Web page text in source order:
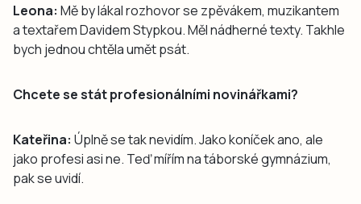
Leona: Mě by lákal rozhovor se zpěvákem, muzikantem
a textařem Davidem Stypkou. Měl nádherné texty. Takhle
bych jednou chtěla umět psát.
Chcete se stát profesionálními novinářkami?
Kateřina: Úplně se tak nevidím. Jako koníček ano, ale
jako profesi asi ne. Teď mířím na táborské gymnázium,
pak se uvidí.